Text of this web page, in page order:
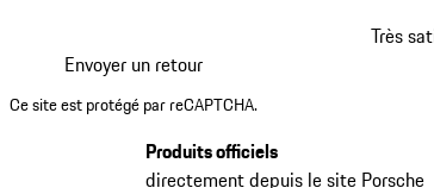
Très
Envoyer un retour
Ce site est protégé par reCAPTCHA.
Produits officiels
directement depuis le site Porsche